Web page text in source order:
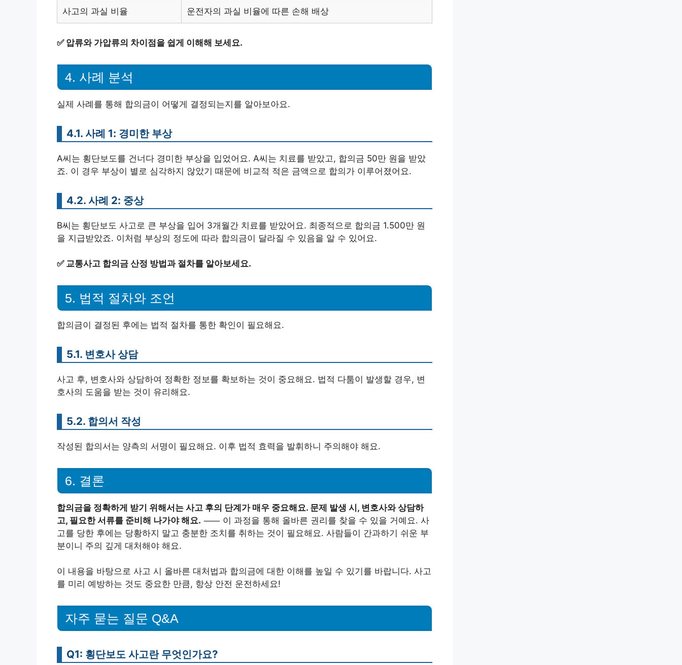
사고의 과실 비율 운전자의 과실 비율에 따른 손해 배상
✅ 압류와 가압류의 차이점을 쉽게 이해해 보세요.
4. 사례 분석
실제 사례를 통해 합의금이 어떻게 결정되는지를 알아보아요.
4.1. 사례 1: 경미한 부상
A씨는 횡단보도를 건너다 경미한 부상을 입었어요. A씨는 치료를 받았고, 합의금 50만 원을 받았
죠. 이 경우 부상이 별로 심각하지 않았기 때문에 비교적 적은 금액으로 합의가 이루어졌어요.
4.2. 사례 2: 중상
B씨는 횡단보도 사고로 큰 부상을 입어 3개월간 치료를 받았어요. 최종적으로 합의금 1.500만 원
을 지급받았죠. 이처럼 부상의 정도에 따라 합의금이 달라질 수 있음을 알 수 있어요.
✅ 교통사고 합의금 산정 방법과 절차를 알아보세요.
5. 법적 절차와 조언
합의금이 결정된 후에는 법적 절차를 통한 확인이 필요해요.
5.1. 변호사 상담
사고 후, 변호사와 상담하여 정확한 정보를 확보하는 것이 중요해요. 법적 다툼이 발생할 경우, 변
호사의 도움을 받는 것이 유리해요.
5.2. 합의서 작성
작성된 합의서는 양측의 서명이 필요해요. 이후 법적 효력을 발휘하니 주의해야 해요.
6. 결론
합의금을 정확하게 받기 위해서는 사고 후의 단계가 매우 중요해요. 문제 발생 시, 변호사와 상담하
고, 필요한 서류를 준비해 나가야 해요. ⸺ 이 과정을 통해 올바른 권리를 찾을 수 있을 거예요. 사
고를 당한 후에는 당황하지 말고 충분한 조치를 취하는 것이 필요해요. 사람들이 간과하기 쉬운 부
분이니 주의 깊게 대처해야 해요.
이 내용을 바탕으로 사고 시 올바른 대처법과 합의금에 대한 이해를 높일 수 있기를 바랍니다. 사고
를 미리 예방하는 것도 중요한 만큼, 항상 안전 운전하세요!
자주 묻는 질문 Q&A
Q1: 횡단보도 사고란 무엇인가요?